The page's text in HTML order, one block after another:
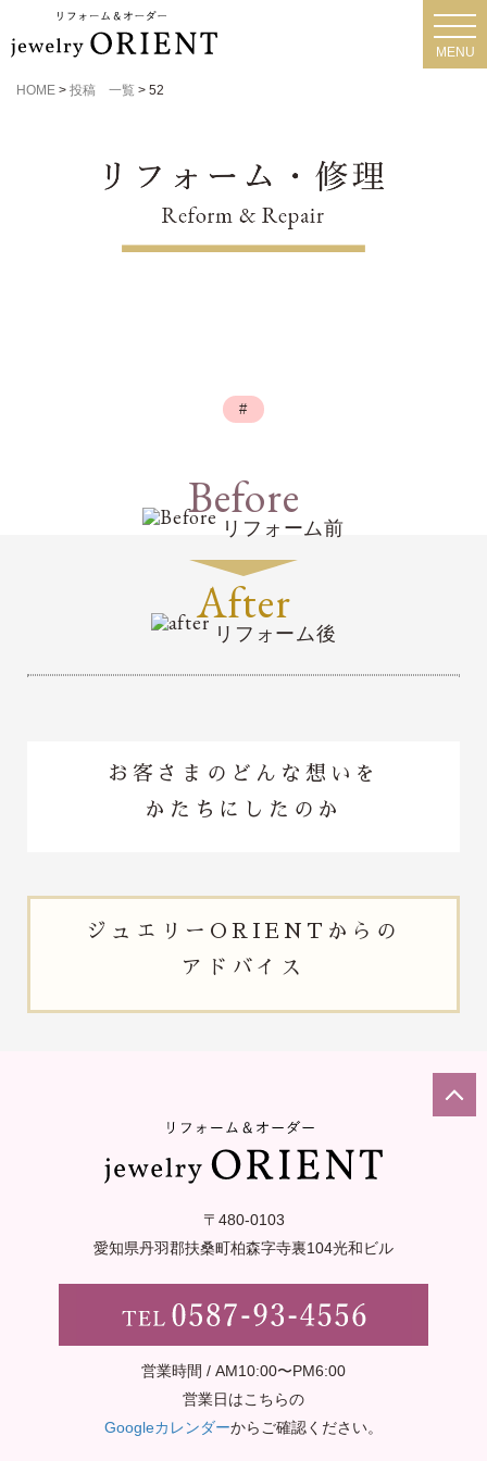
MENU
HOME > 投稿 一覧 > 52
#
Before
リフォーム前
After
リフォーム後
お客さまのどんな想いを
かたちにしたのか
ジュエリー ORIENTからの
アドバイス
〒480-0103
愛知県丹羽郡扶桑町柏森字寺裏104光和ビル
営業時間 / AM10:00〜PM6:00
営業日はこちらの
Googleカレンダーからご確認ください。